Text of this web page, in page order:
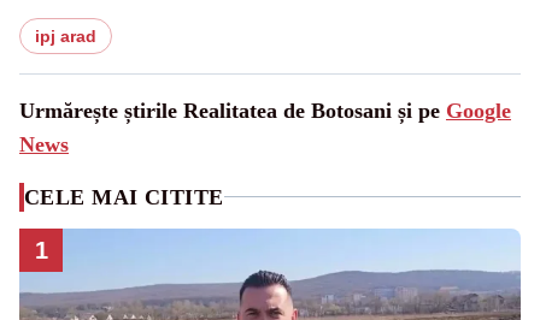
ipj arad
Urmărește știrile Realitatea de Botosani și pe Google
News
CELE MAI CITITE
1